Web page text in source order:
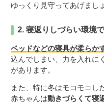
ゆっくり見守ってあげまし
2. 寝返りしづらい環境
ベッドなどの寝具が柔らか
込んでしまい、力を入れに
があります。
また、特に冬はモコモコし
赤ちゃんは動きづらくて寝